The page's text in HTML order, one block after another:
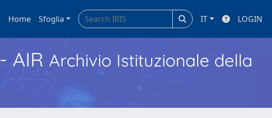
Home Sfoglia IT LOGIN
- AIR Archivio Istituzionale della